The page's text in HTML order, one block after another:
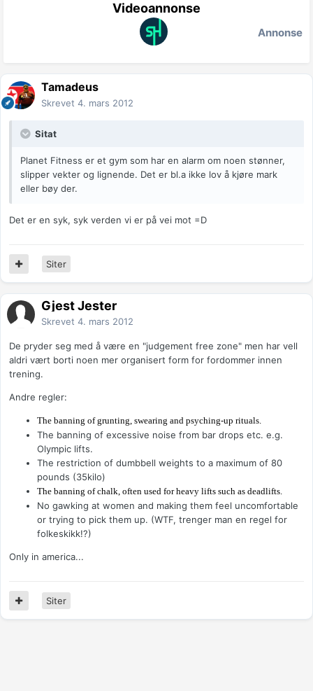
Videoannonse
Annonse
Tamadeus
Skrevet 4. mars 2012
Sitat
Planet Fitness er et gym som har en alarm om noen stønner,
slipper vekter og lignende. Det er bl.a ikke lov å kjøre mark
eller bøy der.
Det er en syk, syk verden vi er på vei mot =D
Siter
Gjest Jester
Skrevet 4. mars 2012
De pryder seg med å være en "judgement free zone" men har vell
aldri vært borti noen mer organisert form for fordommer innen
trening.
Andre regler:
The banning of grunting, swearing and psyching-up rituals.
The banning of excessive noise from bar drops etc. e.g.
Olympic lifts.
The restriction of dumbbell weights to a maximum of 80
pounds (35kilo)
The banning of chalk, often used for heavy lifts such as deadlifts.
No gawking at women and making them feel uncomfortable
or trying to pick them up. (WTF, trenger man en regel for
folkeskikk!?)
Only in america...
Siter